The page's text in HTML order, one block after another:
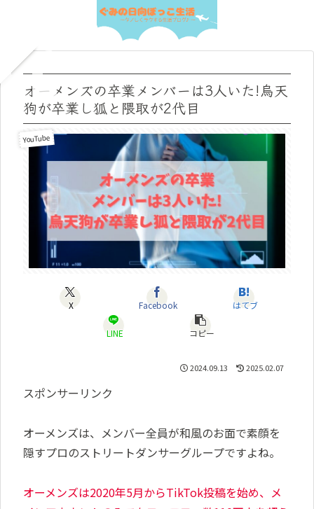
オーメンズの卒業メンバーは3人いた!烏天
狗が卒業し狐と隈取が2代目
YouTube
X Facebook はてブ
LINE コピー
2024.09.13 2025.02.07
スポンサーリンク
オーメンズは、メンバー全員が和風のお面で素顔を
隠すプロのストリートダンサーグループですよね。
オーメンズは2020年5月からTikTok投稿を始め、メ